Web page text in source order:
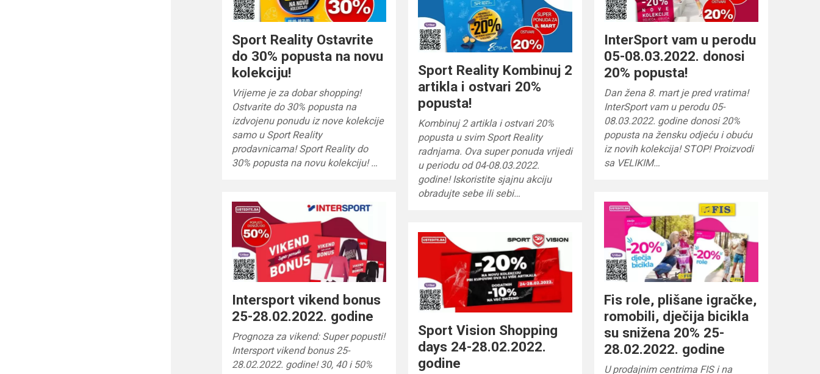
Sport Reality Ostavrite
do 30% popusta na novu
kolekciju!
Vrijeme je za dobar shopping!
Ostvarite do 30% popusta na
izdvojenu ponudu iz nove kolekcije
samo u Sport Reality
prodavnicama! Sport Reality do
30% popusta na novu kolekciju! …
InterSport vam u perodu
05-08.03.2022. donosi
20% popusta!
Dan žena 8. mart je pred vratima!
InterSport vam u perodu 05-
08.03.2022. godine donosi 20%
popusta na žensku odjeću i obuću
iz novih kolekcija! STOP! Proizvodi
sa VELIKIM…
Sport Reality Kombinuj 2
artikla i ostvari 20%
popusta!
Kombinuj 2 artikla i ostvari 20%
popusta u svim Sport Reality
radnjama. Ova super ponuda vrijedi
u periodu od 04-08.03.2022.
godine! Iskoristite sjajnu akciju
obradujte sebe ili sebi…
Intersport vikend bonus
25-28.02.2022. godine
Prognoza za vikend: Super popusti!
Intersport vikend bonus 25-
28.02.2022. godine! 30, 40 i 50%
Fis role, plišane igračke,
romobili, dječija bicikla
su snižena 20% 25-
28.02.2022. godine
U prodajnim centrima FIS i na
Sport Vision Shopping
days 24-28.02.2022.
godine